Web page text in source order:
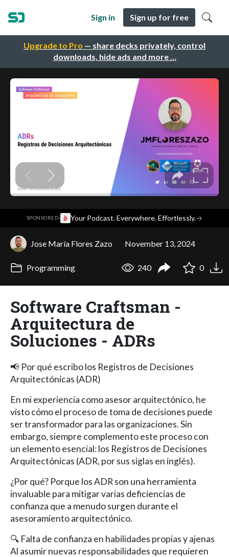
Upgrade to Pro — share decks privately, control
downloads, hide ads and more …
Sign in Sign up for free
SPONSORED· Your Podcast. Everywhere. Effortlessly.→
Jose María Flores Zazo November 13, 2024
Programming 240 0
Software Craftsman -
Arquitectura de
Soluciones - ADRs
📢 Por qué escribo los Registros de Decisiones
Arquitectónicas (ADR)
En mi experiencia como asesor arquitectónico, he
visto cómo el proceso de toma de decisiones puede
ser transformador para las organizaciones. Sin
embargo, siempre complemento este proceso con
un elemento esencial: los Registros de Decisiones
Arquitectónicas (ADR, por sus siglas en inglés).
¿Por qué? Porque los ADR son una herramienta
invaluable para mitigar varias deficiencias de
confianza que a menudo surgen durante el
asesoramiento arquitectónico.
🔍 Falta de confianza en habilidades propias y ajenas
Al asumir nuevas responsabilidades que requieren